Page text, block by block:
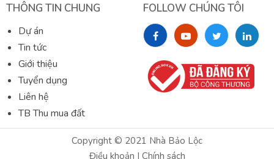
THÔNG TIN CHUNG
Dự án
Tin tức
Giới thiệu
Tuyển dụng
Liên hệ
TB Thu mua đất
FOLLOW CHÚNG TÔI
Copyright © 2021 Nhà Bảo Lộc
Điều khoản | Chính sách